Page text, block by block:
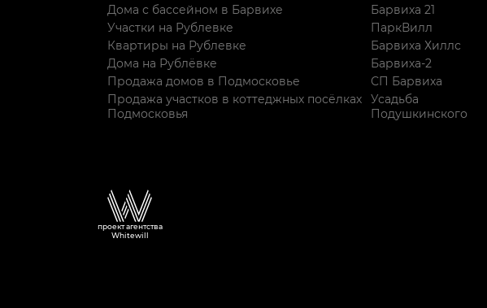
Дома с бассейном в Барвихе
Участки на Рублевке
Квартиры на Рублевке
Дома на Рублёвке
Продажа домов в Подмосковье
Продажа участков в коттеджных посёлках
Подмосковья
Барвиха 21
ПаркВилл
Барвиха Хиллс
Барвиха-2
СП Барвиха
Усадьба
Подушкинского
проект агентства
Whitewill